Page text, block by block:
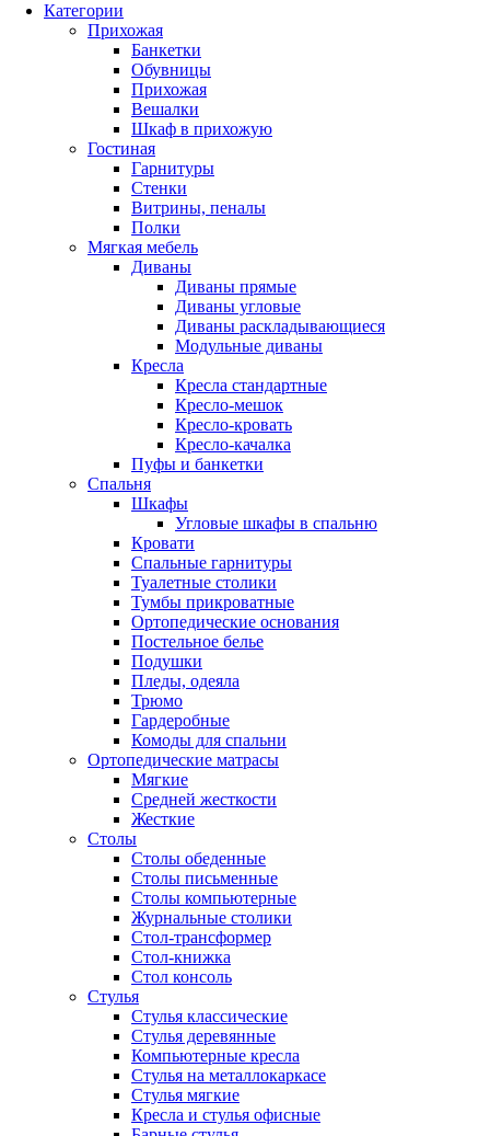
Категории
Прихожая
Банкетки
Обувницы
Прихожая
Вешалки
Шкаф в прихожую
Гостиная
Гарнитуры
Стенки
Витрины, пеналы
Полки
Мягкая мебель
Диваны
Диваны прямые
Диваны угловые
Диваны раскладывающиеся
Модульные диваны
Кресла
Кресла стандартные
Кресло-мешок
Кресло-кровать
Кресло-качалка
Пуфы и банкетки
Спальня
Шкафы
Угловые шкафы в спальню
Кровати
Спальные гарнитуры
Туалетные столики
Тумбы прикроватные
Ортопедические основания
Постельное белье
Подушки
Пледы, одеяла
Трюмо
Гардеробные
Комоды для спальни
Ортопедические матрасы
Мягкие
Средней жесткости
Жесткие
Столы
Столы обеденные
Столы письменные
Столы компьютерные
Журнальные столики
Стол-трансформер
Стол-книжка
Стол консоль
Стулья
Стулья классические
Стулья деревянные
Компьютерные кресла
Стулья на металлокаркасе
Стулья мягкие
Кресла и стулья офисные